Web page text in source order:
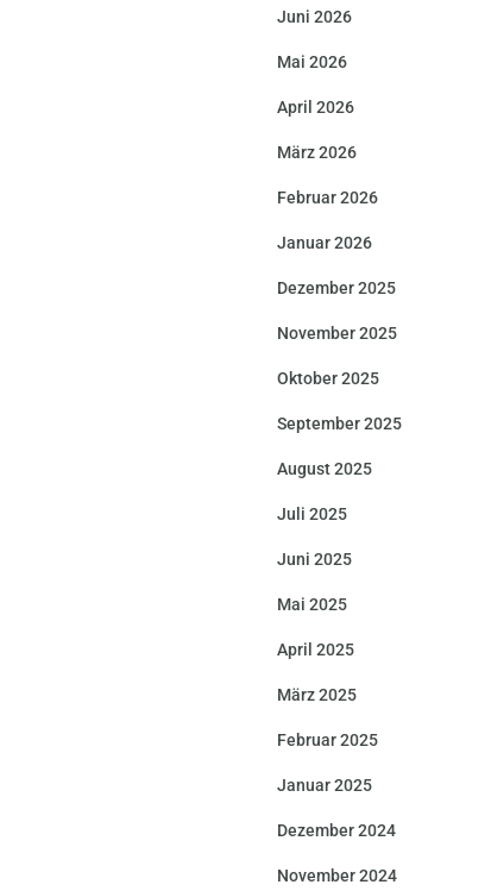
Juni 2026
Mai 2026
April 2026
März 2026
Februar 2026
Januar 2026
Dezember 2025
November 2025
Oktober 2025
September 2025
August 2025
Juli 2025
Juni 2025
Mai 2025
April 2025
März 2025
Februar 2025
Januar 2025
Dezember 2024
November 2024